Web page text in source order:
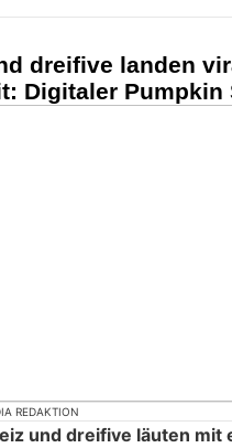
dreifive landen
Digitaler Pumpkin
REDAKTION
und dreifive läuten mit